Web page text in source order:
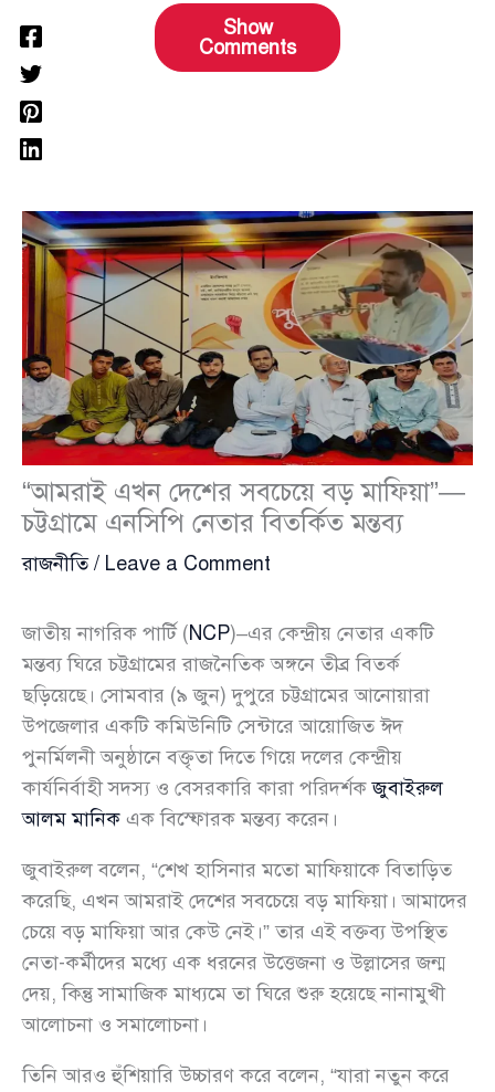
Show
Comments
“আমরাই এখন দেশের সবচেয়ে বড় মাফিয়া”—
চট্টগ্রামে এনসিপি নেতার বিতর্কিত মন্তব্য
রাজনীতি/ Leave a Comment
জাতীয় নাগরিক পার্টি (NCP)–এর কেন্দ্রীয় নেতার একটি
মন্তব্য ঘিরে চট্টগ্রামের রাজনৈতিক অঙ্গনে তীব্র বিতর্ক
ছড়িয়েছে। সোমবার (৯ জুন) দুপুরে চট্টগ্রামের আনোয়ারা
উপজেলার একটি কমিউনিটি সেন্টারে আয়োজিত ঈদ
পুনর্মিলনী অনুষ্ঠানে বক্তৃতা দিতে গিয়ে দলের কেন্দ্রীয়
কার্যনির্বাহী সদস্য ও বেসরকারি কারা পরিদর্শকজুবাইরুল
আলম মানিক এক বিস্ফোরক মন্তব্য করেন।
জুবাইরুল বলেন, “শেখ হাসিনার মতো মাফিয়াকে বিতাড়িত
করেছি, এখন আমরাই দেশের সবচেয়ে বড় মাফিয়া। আমাদের
চেয়ে বড় মাফিয়া আর কেউ নেই।” তার এই বক্তব্য উপস্থিত
নেতা-কর্মীদের মধ্যে এক ধরনের উত্তেজনা ও উল্লাসের জন্ম
দেয়, কিন্তু সামাজিক মাধ্যমে তা ঘিরে শুরু হয়েছে নানামুখী
আলোচনা ও সমালোচনা।
তিনি আরও হুঁশিয়ারি উচ্চারণ করে বলেন, “যারা নতুন করে